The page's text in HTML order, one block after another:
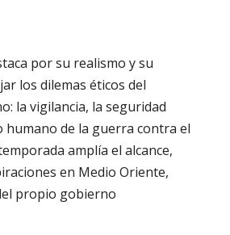
por su realismo y su
los dilemas éticos del
la vigilancia, la seguridad
humano de la guerra contra el
amplía el alcance,
en Medio Oriente,
propio gobierno